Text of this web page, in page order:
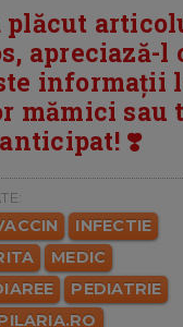
plăcut
apreciază-l
informații
mămici sau
❣️
INFECTIE
MEDIC
PEDIATRIE